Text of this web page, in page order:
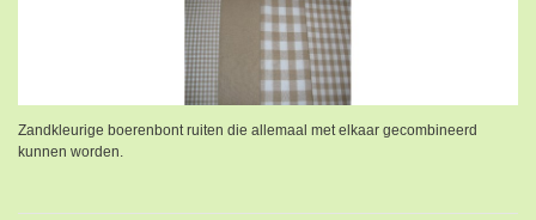
Zandkleurige boerenbont ruiten die allemaal met elkaar gecombineerd
kunnen worden.